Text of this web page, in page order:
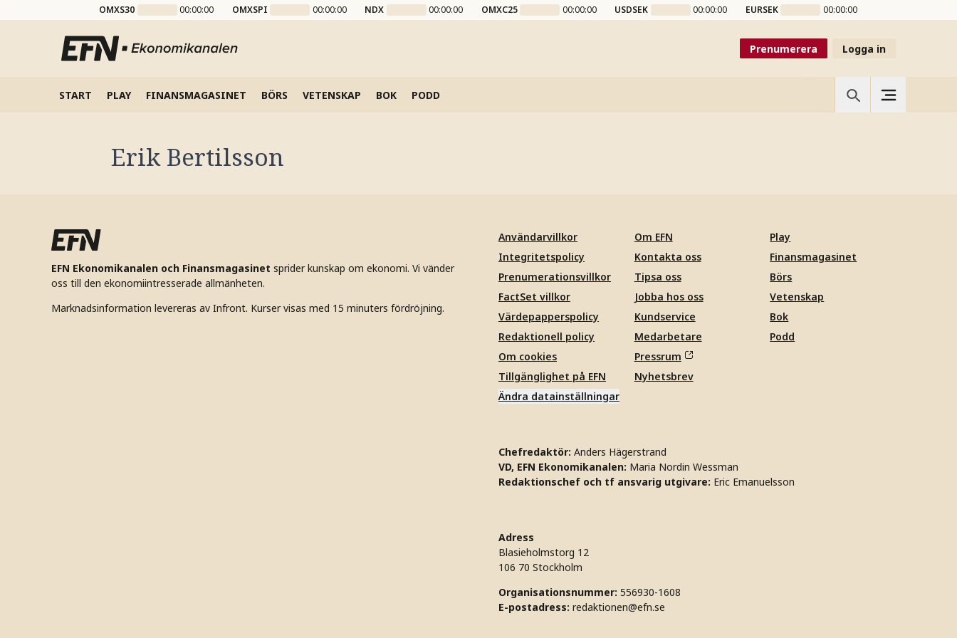
OMXS30 00:00:00 OMXSPI 00:00:00 NDX 00:00:00 OMXC25 00:00:00 USDSEK 00:00:00 EURSEK 00:00:00
Prenumerera Logga in
START PLAY FINANSMAGASINET BÖRS VETENSKAP BOK PODD
Erik Bertilsson
EFN Ekonomikanalen och Finansmagasinet sprider kunskap om ekonomi. Vi vänder
oss till den ekonomiintresserade allmänheten.
Marknadsinformation levereras av Infront. Kurser visas med 15 minuters fördröjning.
Användarvillkor
Integritetspolicy
Prenumerationsvillkor
FactSet villkor
Värdepapperspolicy
Redaktionell policy
Om cookies
Tillgänglighet på EFN
Ändra datainställningar
Om EFN
Kontakta oss
Tipsa oss
Jobba hos oss
Kundservice
Medarbetare
Pressrum
Nyhetsbrev
Play
Finansmagasinet
Börs
Vetenskap
Bok
Podd
Chefredaktör: Anders Hägerstrand
VD, EFN Ekonomikanalen: Maria Nordin Wessman
Redaktionschef och tf ansvarig utgivare: Eric Emanuelsson
Adress
Blasieholmstorg 12
106 70 Stockholm
Organisationsnummer: 556930-1608
E-postadress: redaktionen@efn.se